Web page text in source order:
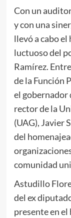
Con un
y con una
llevó a cabo
luctuoso del
Ramírez.
de la Función
el gobernador
rector de la
(UAG), Javier
del
comunidad
Astudillo
del ex
presente en